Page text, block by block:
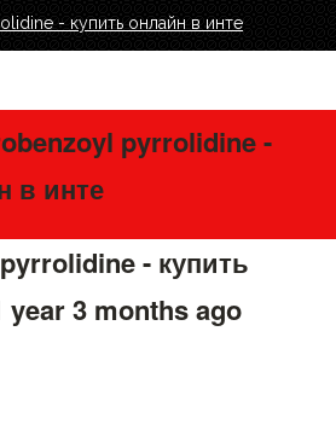
- купить онлайн в инте
pyrrolidine -
в инте
- купить
year 3 months ago